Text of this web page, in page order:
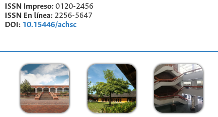
ISSN Impreso: 0120-2456
ISSN En línea: 2256-5647
DOI: 10.15446/achsc